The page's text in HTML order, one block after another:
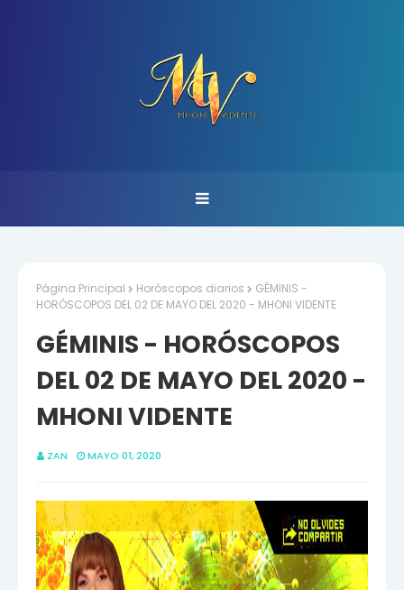
Página Principal Horóscopos diarios
GÉMINIS -
HORÓSCOPOS DEL 02 DE MAYO DEL 2020 - MHONI VIDENTE
GÉMINIS - HORÓSCOPOS
DEL 02 DE MAYO DEL 2020 -
MHONI VIDENTE
ZAN MAYO 01, 2020